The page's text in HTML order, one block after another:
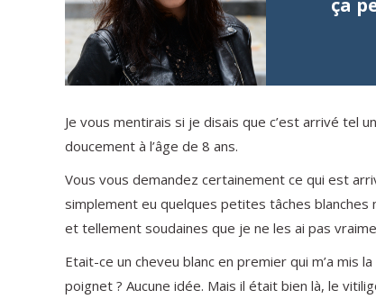
Je vous mentirais si je disais que c’est arrivé tel
doucement à l’âge de 8 ans.
Vous vous demandez certainement ce qui est
simplement eu quelques petites tâches
et tellement soudaines que je ne les ai pas
Etait-ce un cheveu blanc en premier qui m’a mis
poignet ? Aucune idée. Mais il était bien là, le